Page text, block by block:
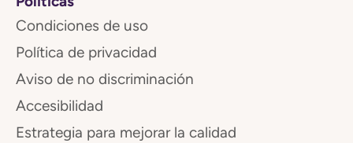
Condiciones de uso
Política de privacidad
Aviso de no discriminación
Accesibilidad
Estrategia para mejorar la calidad